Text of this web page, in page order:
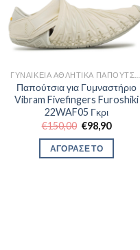
Παπούτσια για Γυμναστήριο
Vibram Fivefingers Furoshiki
22WAF05 Γκρι
€150,00 Original
price
was:
€150,00.
€98,90Η
ΑΓΟΡΑΣΕ ΤΟ